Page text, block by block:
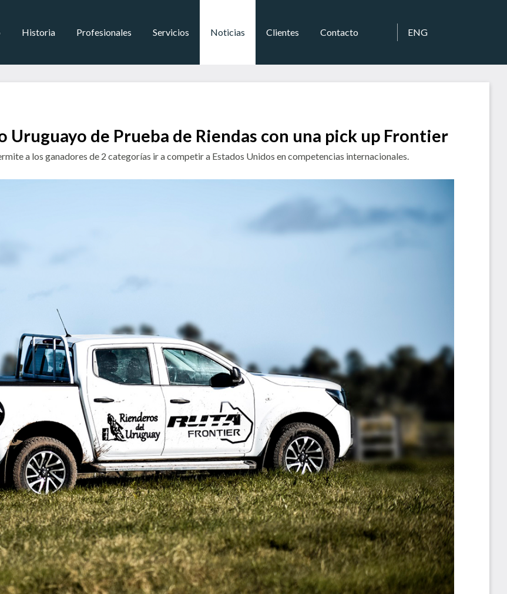
Historia Profesionales Servicios Noticias Clientes Contacto ENG
Uruguayo de Prueba de Riendas con una pick up Frontier
a los ganadores de 2 categorías ir a competir a Estados Unidos en competencias internacionales.